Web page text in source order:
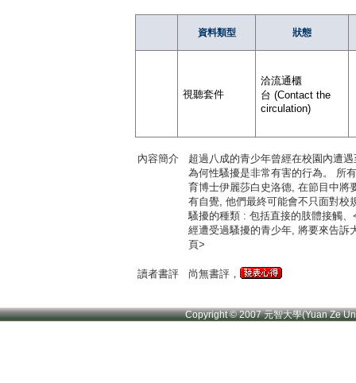
資料類型 狀態
視聽套件
洽流通櫃
台 (Contact the
circulation)
內容簡介
超過八成的青少年曾經在校園內遭
為何性騷擾是非常有害的行為。 所
育博士伊麗莎白史洛德, 在節目中將
有自覺, 他們最終可能會不只面對校
騷擾的種類 : 包括直接的肢體接觸
經遭受過騷擾的青少年, 將要來告訴
頁>
讀者書評 尚無書評，
Copyright © 2007 元智大學(Yuan Ze